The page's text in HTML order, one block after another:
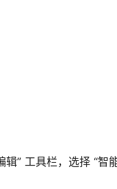
” 工具栏，选择 “智